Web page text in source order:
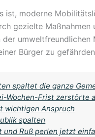
moderne
gezielte Maßnahmen
umweltfreundlichen
Bürger zu
spaltet die ganze
Wochen-Frist zerstörte
wichtigen Anspruch
spalten
und Ruß perlen jetzt